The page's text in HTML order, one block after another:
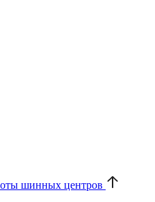
шинных центров